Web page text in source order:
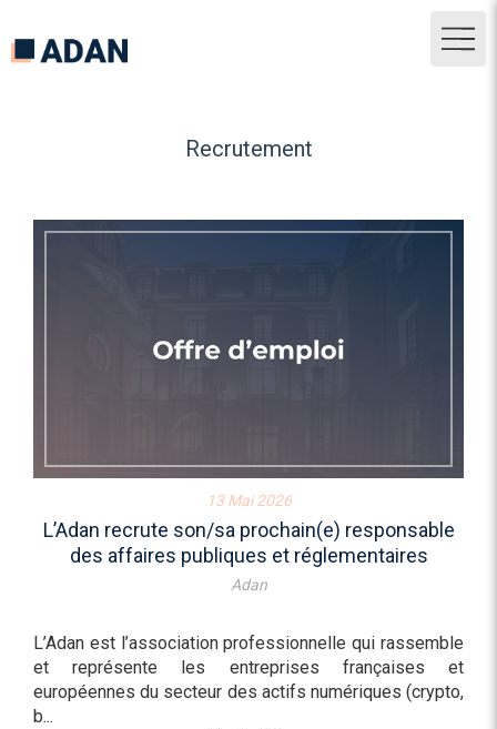
Recrutement
13 Mai 2026
L’Adan recrute son/sa prochain(e) responsable
des affaires publiques et réglementaires
Adan
L’Adan est l’association professionnelle qui rassemble
et représente les entreprises françaises et
européennes du secteur des actifs numériques (crypto,
b...